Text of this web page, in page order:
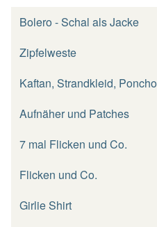
Bolero - Schal als Jacke
Zipfelweste
Kaftan, Strandkleid, Poncho
Aufnäher und Patches
7 mal Flicken und Co.
Flicken und Co.
Girlie Shirt